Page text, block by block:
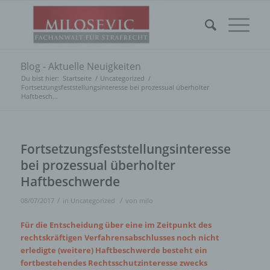
Blog - Aktuelle Neuigkeiten
Du bist hier: Startseite / Uncategorized /
Fortsetzungsfeststellungsinteresse bei prozessual überholter
Haftbesch...
Fortsetzungsfeststellungsinteresse
bei prozessual überholter
Haftbeschwerde
08/07/2017 / in Uncategorized / von milo
Für die Entscheidung über eine im Zeitpunkt des
rechtskräftigen Verfahrensabschlusses noch nicht
erledigte (weitere) Haftbeschwerde besteht ein
fortbestehendes Rechtsschutzinteresse zwecks